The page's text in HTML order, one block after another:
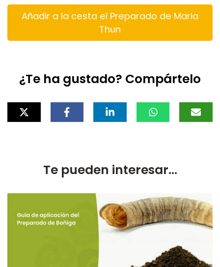
Añadir a la cesta el Preparado de Maria
Thun
¿Te ha gustado? Compártelo
Te pueden interesar...